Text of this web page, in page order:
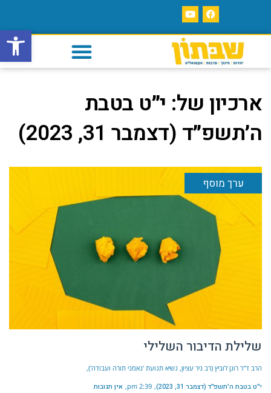
פתח
ארכיון של: י״ט בטבת
ה׳תשפ״ד (דצמבר 31, 2023)
ערך מוסף
שלילת הדיבור השלילי
הרב ד"ר רונן לוביץ (רב ניר עציון, נשיא תנועת 'נאמני תורה ועבודה')
י״ט בטבת ה׳תשפ״ד (דצמבר 31, 2023) 2:39 pm אין תגובות